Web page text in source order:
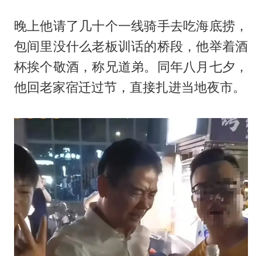
晚上他请了几十个一线骑手去吃海底捞，
包间里没什么老板训话的桥段，他举着酒
杯挨个敬酒，称兄道弟。同年八月七夕，
他回老家宿迁过节，直接扎进当地夜市。